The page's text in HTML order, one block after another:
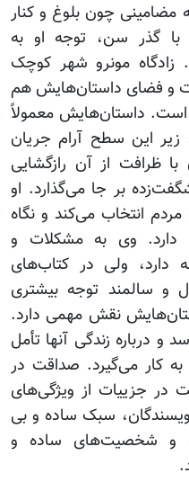
مضامینی چون بلوغ و کنار
با گذر سن، توجه او به
زادگاه مونرو شهر کوچک
و فضای داستان‌هایش هم
است. داستان‌هایش معمولاً
زیر این سطح آرام جریان
ظرافت از آن رازگشایی
بر جا می‌گذارد. او
انتخاب می‌کند و نگاه
دارد. وی به مشکلات و
دارد، ولی در کتاب‌های
و سالمند توجه بیشتری
نقش مهمی دارد.
درباره زندگی آنها تأمل
به کار می‌گیرد. صداقت در
در جزییات از ویژگی‌های
سبک ساده و بی
و شخصیت‌های ساده و